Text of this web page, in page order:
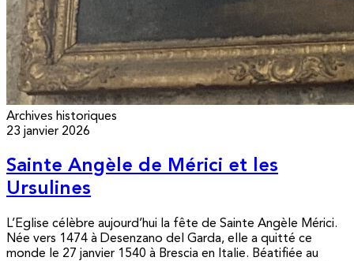
Archives historiques
23 janvier 2026
Sainte Angèle de Mérici et les
Ursulines
L’Eglise célèbre aujourd’hui la fête de Sainte Angèle Mérici.
Née vers 1474 à Desenzano del Garda, elle a quitté ce
monde le 27 janvier 1540 à Brescia en Italie. Béatifiée au